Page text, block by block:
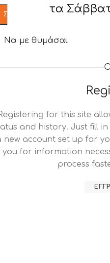
τα
ΣΥΝΔΕΣΗ
Να με θυμάσαι
for this site
and history. Just fill
new account set up for
you for information
process